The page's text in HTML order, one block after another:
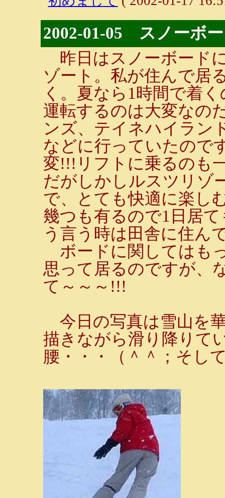
2002-01-05 スノーボ
昨日はスノーボード
ゾート。私が住んで居
く。夏なら1時間で着
運転するのは大変なの
ンズ、テイネハイラン
などに行っていたので
変!!!リフトに乗るのも
だがしかしルスツリゾ
で、とても快適に楽し
幾つも有るので1日居
う言う時は田舎に住ん
ボードに関してはも
思って居るのですが、
て～～～!!!
今日の写真は雪山を
描きながら滑り降りて
腰・・・（＾＾；そし